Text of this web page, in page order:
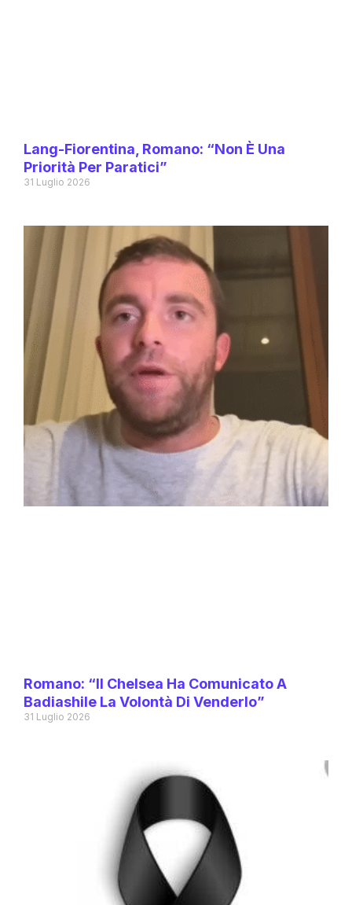
Lang-Fiorentina, Romano: “Non È Una
Priorità Per Paratici”
31 Luglio 2026
Romano: “Il Chelsea Ha Comunicato A
Badiashile La Volontà Di Venderlo”
31 Luglio 2026